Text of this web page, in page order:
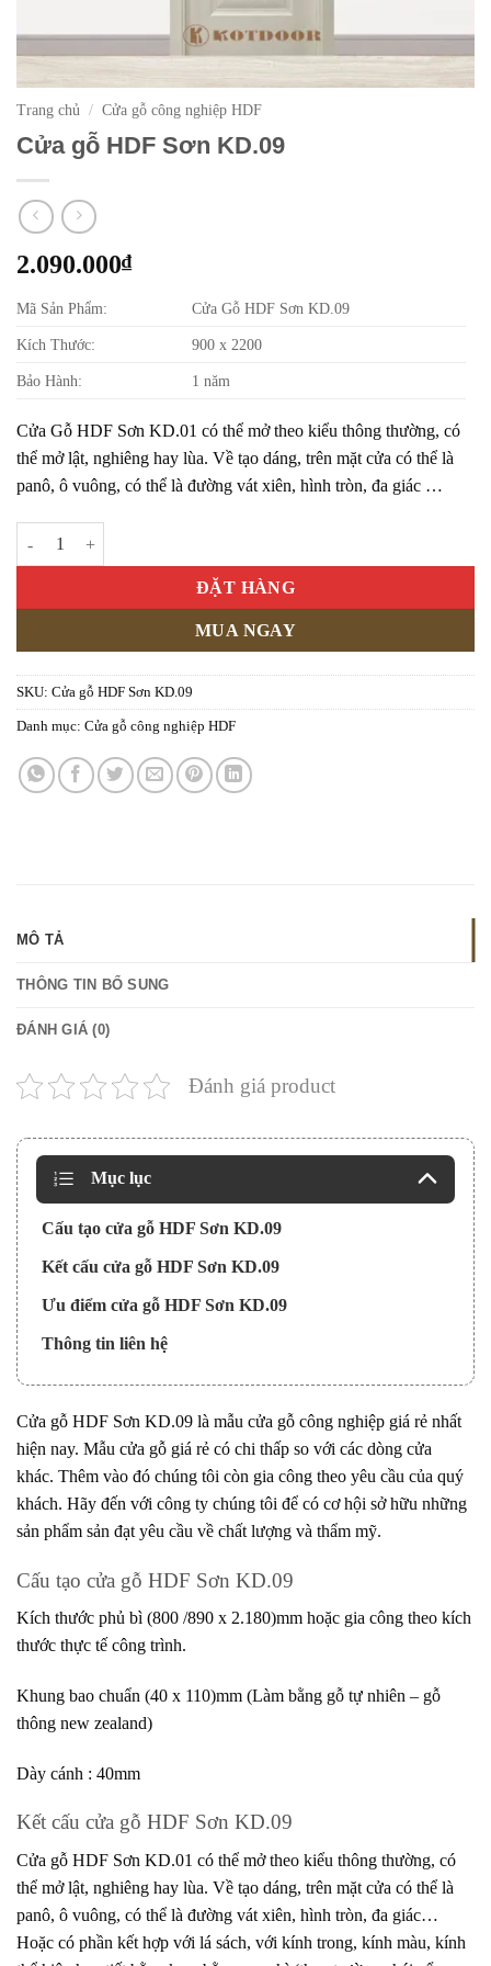
Trang chủ / Cửa gỗ công nghiệp HDF
Cửa gỗ HDF Sơn KD.09
2.090.000₫
Mã Sản Phẩm: Cửa Gỗ HDF Sơn KD.09
Kích Thước: 900 x 2200
Bảo Hành: 1 năm
Cửa Gỗ HDF Sơn KD.01 có thể mở theo kiểu thông thường, có
thể mở lật, nghiêng hay lùa. Về tạo dáng, trên mặt cửa có thể là
panô, ô vuông, có thể là đường vát xiên, hình tròn, đa giác …
Cửa gỗ HDF Sơn KD.09 số lượng
ĐẶT HÀNG
MUA NGAY
SKU: Cửa gỗ HDF Sơn KD.09
Danh mục: Cửa gỗ công nghiệp HDF
MÔ TẢ
THÔNG TIN BỔ SUNG
ĐÁNH GIÁ (0)
Đánh giá product
Mục lục
Cấu tạo cửa gỗ HDF Sơn KD.09
Kết cấu cửa gỗ HDF Sơn KD.09
Ưu điểm cửa gỗ HDF Sơn KD.09
Thông tin liên hệ
Cửa gỗ HDF Sơn KD.09 là mẫu cửa gỗ công nghiệp giá rẻ nhất
hiện nay. Mẫu cửa gỗ giá rẻ có chi thấp so với các dòng cửa
khác. Thêm vào đó chúng tôi còn gia công theo yêu cầu của quý
khách. Hãy đến với công ty chúng tôi để có cơ hội sở hữu những
sản phẩm sản đạt yêu cầu về chất lượng và thẩm mỹ.
Cấu tạo cửa gỗ HDF Sơn KD.09
Kích thước phủ bì (800 /890 x 2.180)mm hoặc gia công theo kích
thước thực tế công trình.
Khung bao chuẩn (40 x 110)mm (Làm bằng gỗ tự nhiên – gỗ
thông new zealand)
Dày cánh : 40mm
Kết cấu cửa gỗ HDF Sơn KD.09
Cửa gỗ HDF Sơn KD.01 có thể mở theo kiểu thông thường, có
thể mở lật, nghiêng hay lùa. Về tạo dáng, trên mặt cửa có thể là
panô, ô vuông, có thể là đường vát xiên, hình tròn, đa giác…
Hoặc có phần kết hợp với lá sách, với kính trong, kính màu, kính